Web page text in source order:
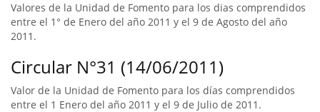
Valores de la Unidad de Fomento para los dias comprendidos
entre el 1° de Enero del año 2011 y el 9 de Agosto del año
2011.
Circular N°31 (14/06/2011)
Valor de la Unidad de Fomento para los días comprendidos
entre el 1 Enero del año 2011 y el 9 de Julio de 2011.